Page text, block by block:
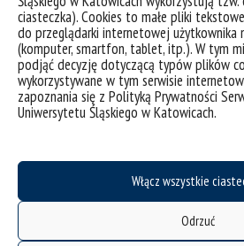
ciasteczka). Cookies to małe pliki
do przeglądarki internetowej użytkownika
(komputer, smartfon, tablet, itp.). W tym
podjąć decyzję dotyczącą typów plików
wykorzystywane w tym serwisie
zapoznania się z Polityką Prywatności
Uniwersytetu Śląskiego w Katowicach.
Włącz wszystkie
Odrzuć
Uniwersytet w Trieście
dr Milka Nikolova
prof. Uniwersytetu
Sztuki i Nauk o Edukacji,
Obszar priorytetowy sojuszu
transformacja społeczna,
społeczeństwa oraz inkluzja
dr Oskar J. Rojewski, adiunkt